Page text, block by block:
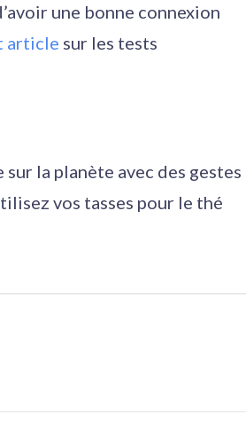
une bonne connexion
article sur les tests
la planète avec des gestes
vos tasses pour le thé